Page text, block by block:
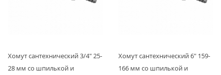
Хомут сантехнический 3/4" 25-
28 мм со шпилькой и
Хомут сантехнический 6" 159-
166 мм со шпилькой и